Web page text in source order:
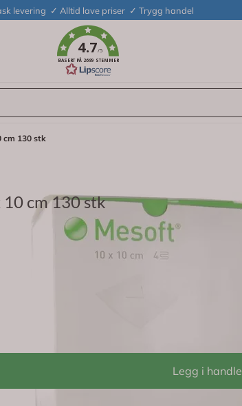
levering ✓ Alltid lave priser ✓ Trygg handel
4.7/5
BASERT PÅ 2689 STEMMER
cm 130 stk
cm 130 stk
Legg i
splittkompresser i non-woven-
og effektiv beskyttelse rundt kanyler
for komfortabel kontakt med huden.
væske og beskytte sår.